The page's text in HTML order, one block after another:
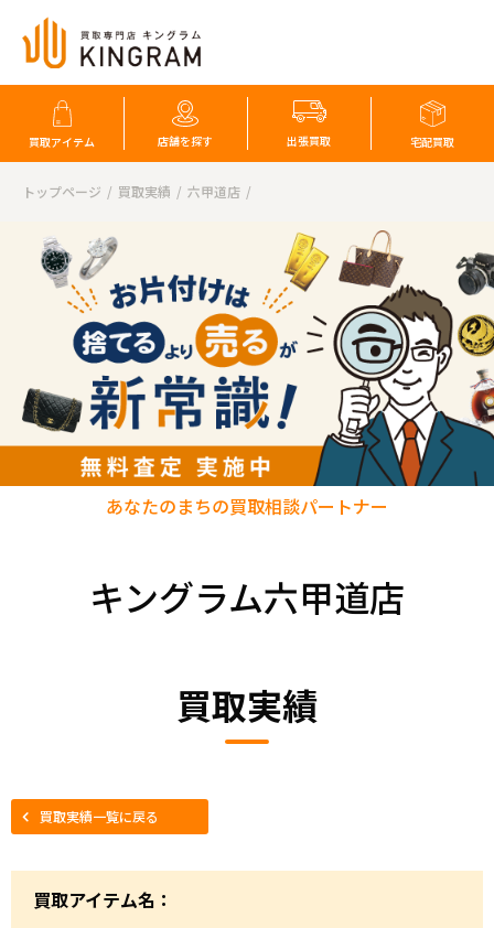
買取アイテム 店舗を探す 出張買取 宅配買取
トップページ 買取実績 六甲道店
キングラム六甲道店
あなたのまちの買取相談パートナー
買取実績
買取実績一覧に戻る
買取アイテム名：